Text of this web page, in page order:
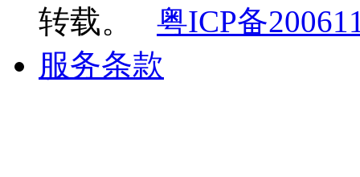
转载。
粤ICP备
服务条款